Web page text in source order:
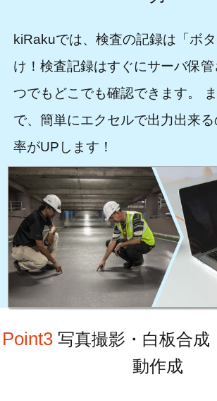
kiRakuでは、検査の記録は「ボ
け！検査記録はすぐにサーバ保
つでもどこでも確認できます。
で、簡単にエクセルで出力出来
率がUPします！
Point3 写真撮影・白板合成
動作成